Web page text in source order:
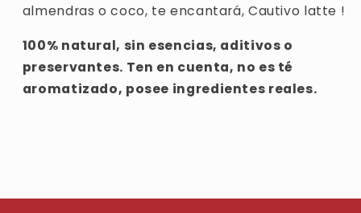
almendras o coco, te encantará, Cautivo latte !
100% natural, sin esencias, aditivos o
preservantes. Ten en cuenta, no es té
aromatizado, posee ingredientes reales.